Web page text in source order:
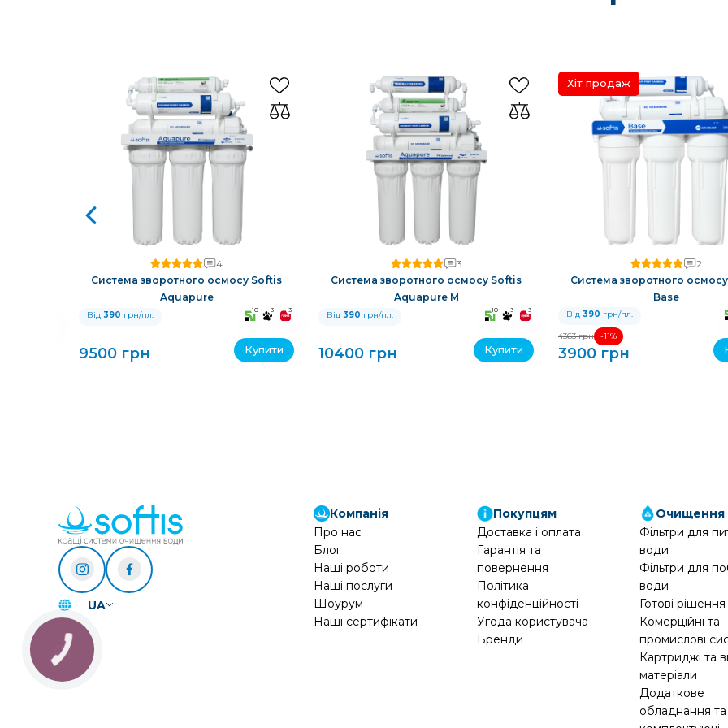
4
Система зворотного осмосу Softis
Aquapure
Від 390 грн/пл. 10 3 3
9500 грн Купити
3
Система зворотного осмосу Softis
Aquapure M
Від 390 грн/пл. 10 3 3
10400 грн Купити
Хіт продаж
2
Система зворотного
Base
Від 390 грн/пл.
4363 грн -11%
3900 грн
UA
Компанія
Про нас
Блог
Наші роботи
Наші послуги
Шоурум
Наші сертифікати
Покупцям
Доставка і оплата
Гарантія та
повернення
Політика
конфіденційності
Угода користувача
Бренди
Очищення
Фільтри для
води
Фільтри для
води
Готові рішення
Комерційні та
промислові
Картриджі та
матеріали
Додаткове
обладнання та